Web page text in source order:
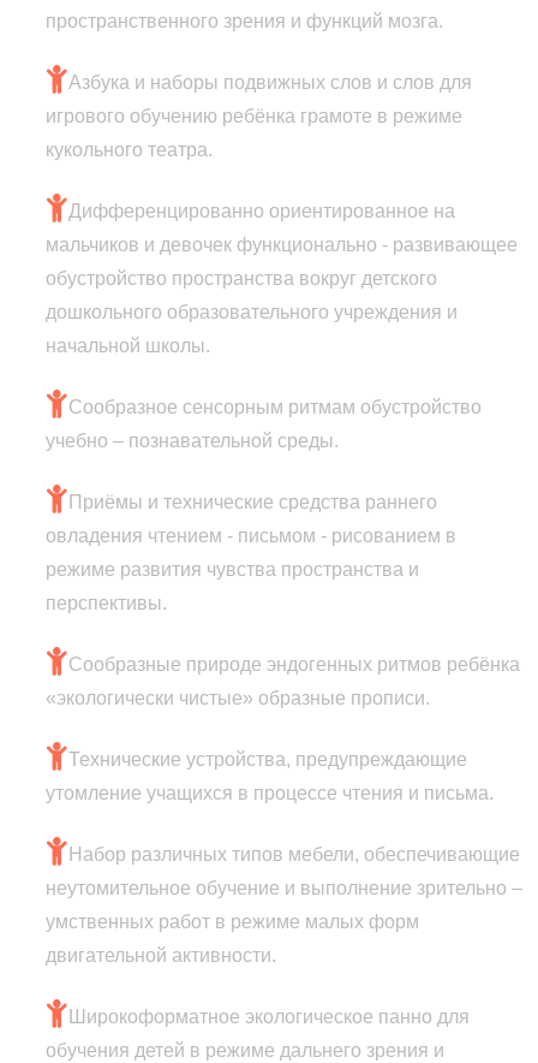
пространственного зрения и функций мозга.
Азбука и наборы подвижных слов и слов для
игрового обучению ребёнка грамоте в режиме
кукольного театра.
Дифференцированно ориентированное на
мальчиков и девочек функционально - развивающее
обустройство пространства вокруг детского
дошкольного образовательного учреждения и
начальной школы.
Сообразное сенсорным ритмам обустройство
учебно – познавательной среды.
Приёмы и технические средства раннего
овладения чтением - письмом - рисованием в
режиме развития чувства пространства и
перспективы.
Сообразные природе эндогенных ритмов ребёнка
«экологически чистые» образные прописи.
Технические устройства, предупреждающие
утомление учащихся в процессе чтения и письма.
Набор различных типов мебели, обеспечивающие
неутомительное обучение и выполнение зрительно –
умственных работ в режиме малых форм
двигательной активности.
Широкоформатное экологическое панно для
обучения детей в режиме дальнего зрения и